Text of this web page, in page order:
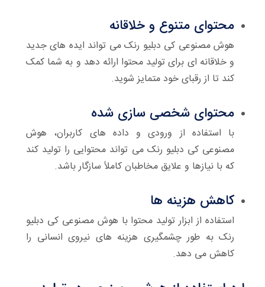
محتوای متنوع و خلاقانه
هوش مصنوعی کی دبلیو رنک می تواند ایده های جدید
و خلاقانه ای برای تولید محتوا ارائه دهد و به شما کمک
کند تا از رقبای خود متمایز شوید.
محتوای شخصی سازی شده
با استفاده از ورودی و داده های کاربران، هوش
مصنوعی کی دبلیو رنک می تواند محتوایی را تولید کند
که با نیازها و علایق مخاطبان کاملاً سازگار باشد.
کاهش هزینه ها
استفاده از ابزار تولید محتوا با هوش مصنوعی کی دبلیو
رنک به طور چشمگیری هزینه های نیروی انسانی را
کاهش می دهد.